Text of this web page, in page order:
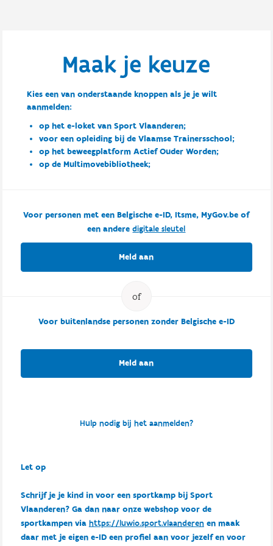
Maak je keuze
Kies een van onderstaande knoppen als je je wilt
aanmelden:
op het e-loket van Sport Vlaanderen;
voor een opleiding bij de Vlaamse Trainersschool;
op het beweegplatform Actief Ouder Worden;
op de Multimovebibliotheek;
Voor personen met een Belgische e-ID, Itsme, MyGov.be of
een anderedigitale sleutel
Meld aan
Voor buitenlandse personen zonder Belgische e-ID
Meld aan
Hulp nodig bij het aanmelden?
Let op
Schrijf je je kind in voor een sportkamp bij Sport
Vlaanderen? Ga dan naar onze webshop voor de
sportkampen via https://luwio.sport.vlaanderenen maak
daar met je eigen e-ID een profiel aan voor jezelf en voor